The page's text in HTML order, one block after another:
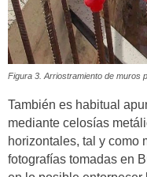
Figura 3. Arriostramiento de muros
También es habitual
mediante celosías
horizontales, tal y como
fotografías tomadas en